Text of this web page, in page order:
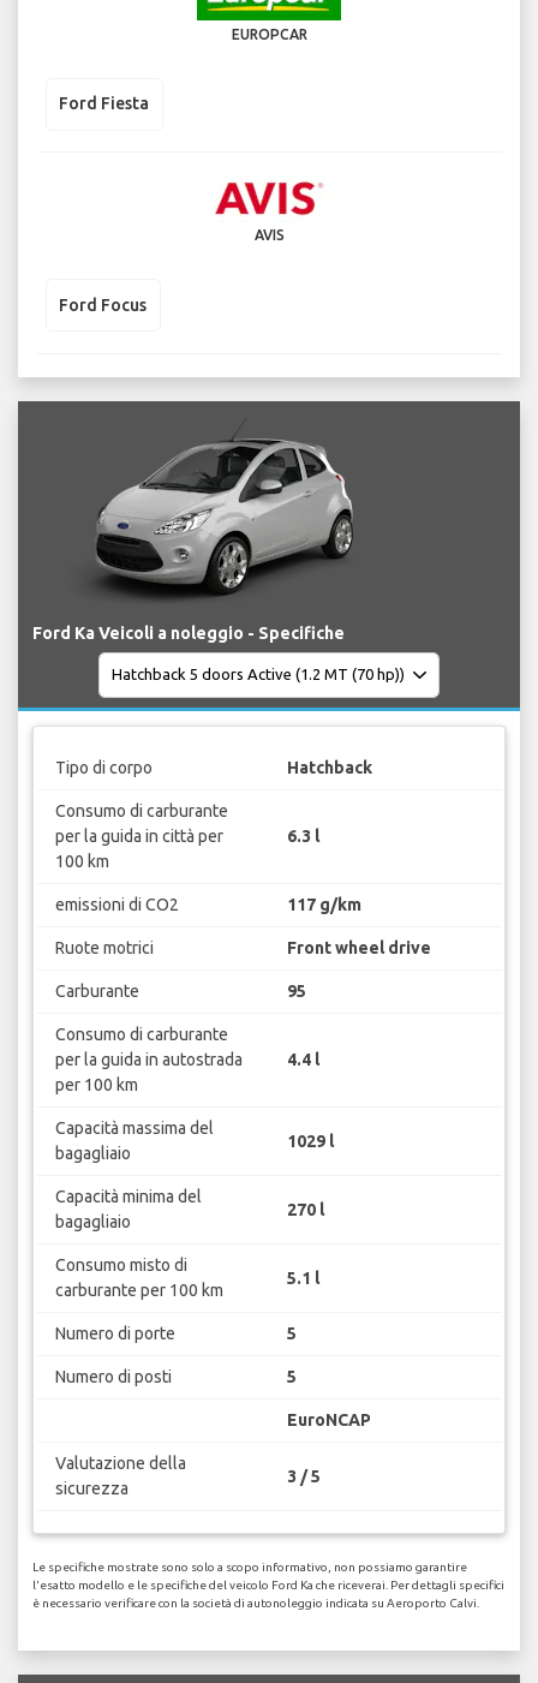
EUROPCAR
Ford Fiesta
AVIS
Ford Focus
Ford Ka Veicoli a noleggio - Specifiche
Tipo di corpo Hatchback
Consumo di carburante
per la guida in città per
100 km
6.3 l
emissioni di CO2 117 g/km
Ruote motrici Front wheel drive
Carburante 95
Consumo di carburante
per la guida in autostrada
per 100 km
4.4 l
Capacità massima del
bagagliaio
1029 l
Capacità minima del
bagagliaio
270 l
Consumo misto di
carburante per 100 km
5.1 l
Numero di porte 5
Numero di posti 5
EuroNCAP
Valutazione della
sicurezza
3 / 5
Le specifiche mostrate sono solo a scopo informativo, non possiamo garantire
l'esatto modello e le specifiche del veicolo Ford Ka che riceverai. Per dettagli specifici
è necessario verificare con la società di autonoleggio indicata su Aeroporto Calvi.